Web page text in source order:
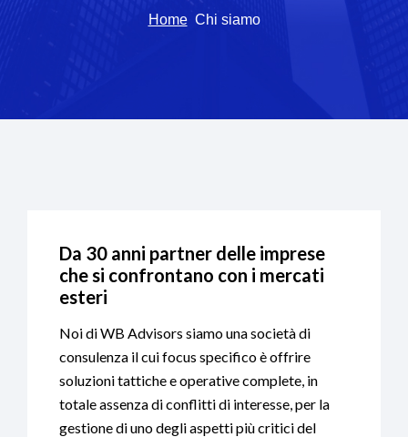
Home Chi siamo
Da 30 anni partner delle imprese
che si confrontano con i mercati
esteri
Noi di WB Advisors siamo una società di
consulenza il cui focus specifico è offrire
soluzioni tattiche e operative complete, in
totale assenza di conflitti di interesse, per la
gestione di uno degli aspetti più critici del